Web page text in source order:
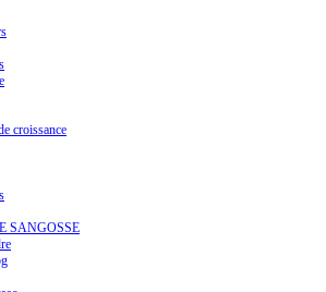
croissance
SANGOSSE